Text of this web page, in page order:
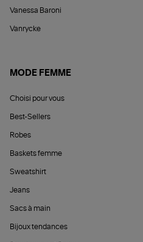
Vanessa Baroni
Vanrycke
MODE FEMME
Choisi pour vous
Best-Sellers
Robes
Baskets femme
Sweatshirt
Jeans
Sacs à main
Bijoux tendances